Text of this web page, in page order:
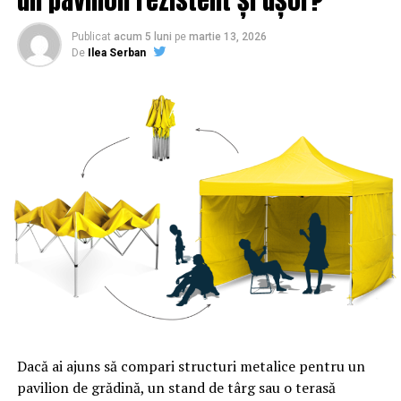
Publicat acum 5 luni pe martie 13, 2026
De
Ilea Serban
Dacă ai ajuns să compari structuri metalice pentru un
pavilion de grădină, un stand de târg sau o terasă